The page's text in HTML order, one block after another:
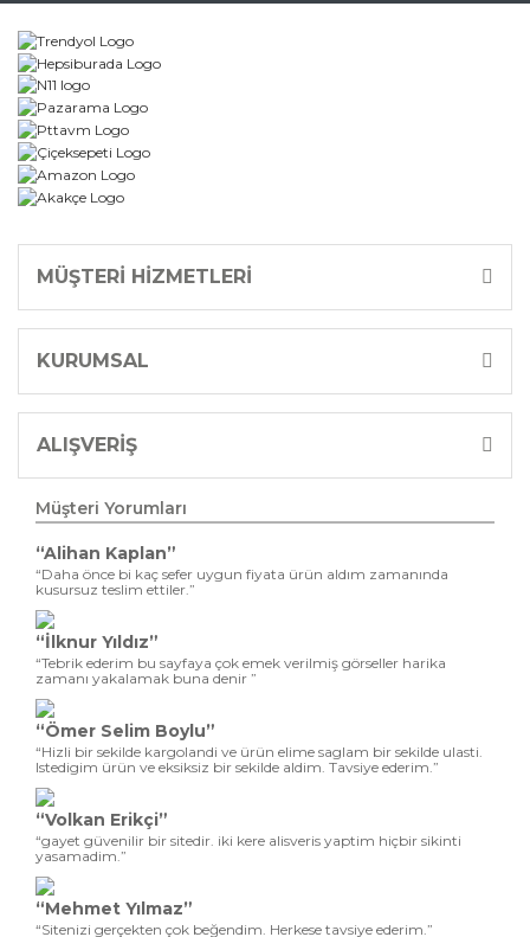
MÜŞTERİ HİZMETLERİ
KURUMSAL
ALIŞVERİŞ
Müşteri Yorumları
“Alihan Kaplan”
“Daha önce bi kaç sefer uygun fiyata ürün aldım zamanında
kusursuz teslim ettiler.”
“İlknur Yıldız”
“Tebrik ederim bu sayfaya çok emek verilmiş görseller harika
zamanı yakalamak buna denir ”
“Ömer Selim Boylu”
“Hizli bir sekilde kargolandi ve ürün elime saglam bir sekilde ulasti.
Istedigim ürün ve eksiksiz bir sekilde aldim. Tavsiye ederim.”
“Volkan Erikçi”
“gayet güvenilir bir sitedir. iki kere alisveris yaptim hiçbir sikinti
yasamadim.”
“Mehmet Yılmaz”
“Sitenizi gerçekten çok beğendim. Herkese tavsiye ederim.”